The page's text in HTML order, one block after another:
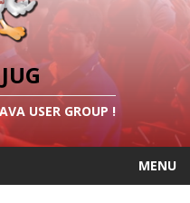
USER GROUP !
MENU